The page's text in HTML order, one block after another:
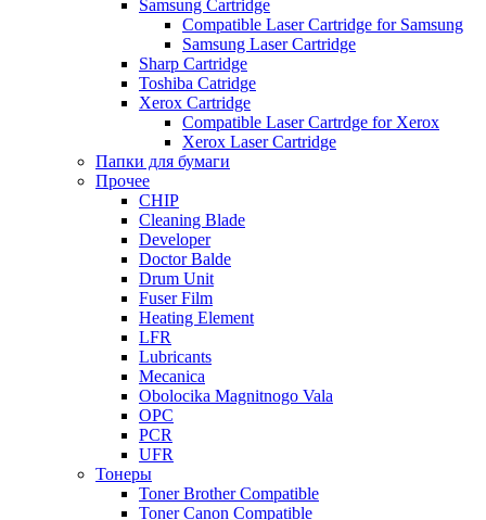
Samsung Cartridge
Compatible Laser Cartridge for Samsung
Samsung Laser Cartridge
Sharp Cartridge
Toshiba Catridge
Xerox Cartridge
Compatible Laser Cartrdge for Xerox
Xerox Laser Cartridge
Папки для бумаги
Прочее
CHIP
Cleaning Blade
Developer
Doctor Balde
Drum Unit
Fuser Film
Heating Element
LFR
Lubricants
Mecanica
Obolocika Magnitnogo Vala
OPC
PCR
UFR
Тонеры
Toner Brother Compatible
Toner Canon Compatible